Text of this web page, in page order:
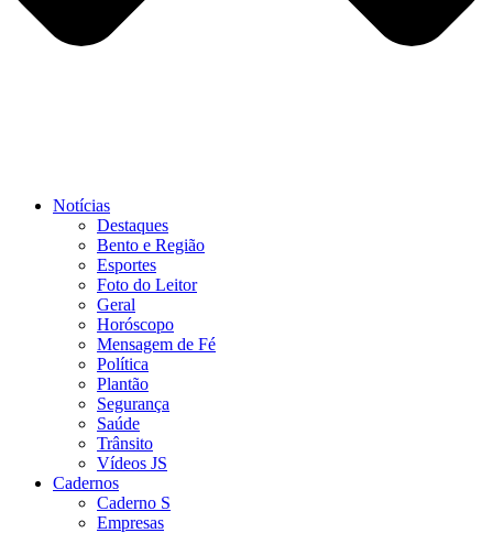
Notícias
Destaques
Bento e Região
Esportes
Foto do Leitor
Geral
Horóscopo
Mensagem de Fé
Política
Plantão
Segurança
Saúde
Trânsito
Vídeos JS
Cadernos
Caderno S
Empresas